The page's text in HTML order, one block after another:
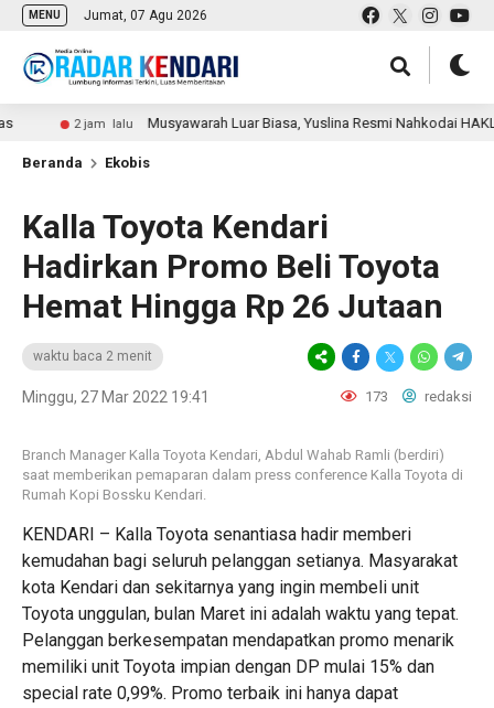
MENU Jumat, 07 Agu 2026
2 jam lalu Musyawarah Luar Biasa, Yuslina Resmi Nahkodai HAKLI Kota
Beranda Ekobis
Kalla Toyota Kendari
Hadirkan Promo Beli Toyota
Hemat Hingga Rp 26 Jutaan
waktu baca 2 menit
Minggu, 27 Mar 2022 19:41 173 redaksi
Branch Manager Kalla Toyota Kendari, Abdul Wahab Ramli (berdiri)
saat memberikan pemaparan dalam press conference Kalla Toyota di
Rumah Kopi Bossku Kendari.
KENDARI – Kalla Toyota senantiasa hadir memberi
kemudahan bagi seluruh pelanggan setianya. Masyarakat
kota Kendari dan sekitarnya yang ingin membeli unit
Toyota unggulan, bulan Maret ini adalah waktu yang tepat.
Pelanggan berkesempatan mendapatkan promo menarik
memiliki unit Toyota impian dengan DP mulai 15% dan
special rate 0,99%. Promo terbaik ini hanya dapat